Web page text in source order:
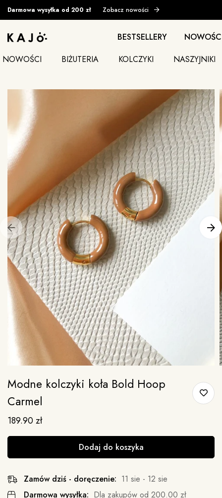
Darmowa wysyłka od 200 zł Zobacz nowości
BESTSELLERY
NOWOŚCI
BIŻUTERIA KOLCZYKI NASZYJNIKI
Modne kolczyki koła Bold Hoop
Carmel
189.90zł
Dodaj do koszyka
Zamów dziś - doręczenie: 11 sie - 12 sie
Darmowa wysyłka: Dla zakupów od 200.00 zł